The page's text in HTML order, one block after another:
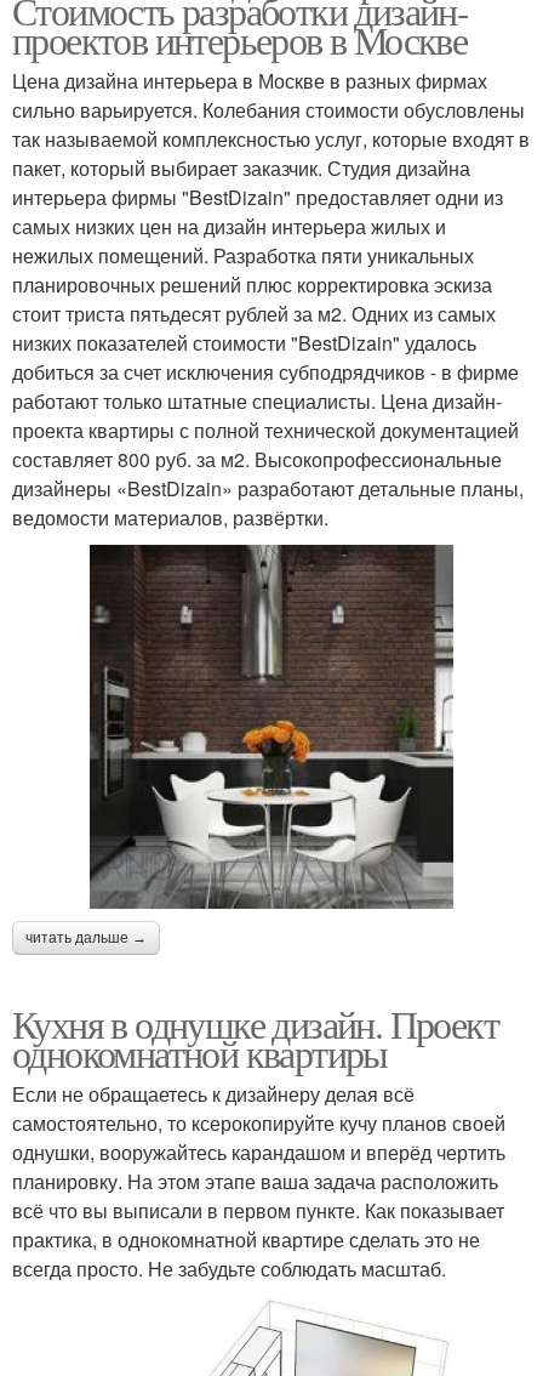
Стоимость разработки дизайн-
проектов интерьеров в Москве
Цена дизайна интерьера в Москве в разных фирмах
сильно варьируется. Колебания стоимости обусловлены
так называемой комплексностью услуг, которые входят в
пакет, который выбирает заказчик. Студия дизайна
интерьера фирмы "BestDizain" предоставляет одни из
самых низких цен на дизайн интерьера жилых и
нежилых помещений. Разработка пяти уникальных
планировочных решений плюс корректировка эскиза
стоит триста пятьдесят рублей за м2. Одних из самых
низких показателей стоимости "BestDizain" удалось
добиться за счет исключения субподрядчиков - в фирме
работают только штатные специалисты. Цена дизайн-
проекта квартиры с полной технической документацией
составляет 800 руб. за м2. Высокопрофессиональные
дизайнеры «BestDizain» разработают детальные планы,
ведомости материалов, развёртки.
читать дальше →
Кухня в однушке дизайн. Проект
однокомнатной квартиры
Если не обращаетесь к дизайнеру делая всё
самостоятельно, то ксерокопируйте кучу планов своей
однушки, вооружайтесь карандашом и вперёд чертить
планировку. На этом этапе ваша задача расположить
всё что вы выписали в первом пункте. Как показывает
практика, в однокомнатной квартире сделать это не
всегда просто. Не забудьте соблюдать масштаб.